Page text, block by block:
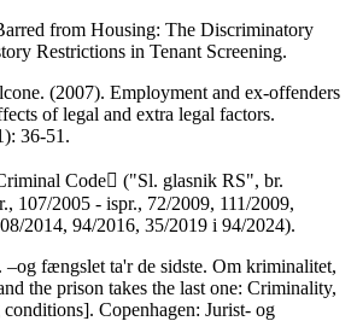
from Housing: The Discriminatory
Restrictions in Tenant Screening.
(2007). Employment and ex-offenders
of legal and extra legal factors.
36-51.
Code ("Sl. glasnik RS", br.
107/2005 - ispr., 72/2009, 111/2009,
2014, 94/2016, 35/2019 i 94/2024).
fængslet ta'r de sidste. Om kriminalitet,
the prison takes the last one: Criminality,
Copenhagen: Jurist- og